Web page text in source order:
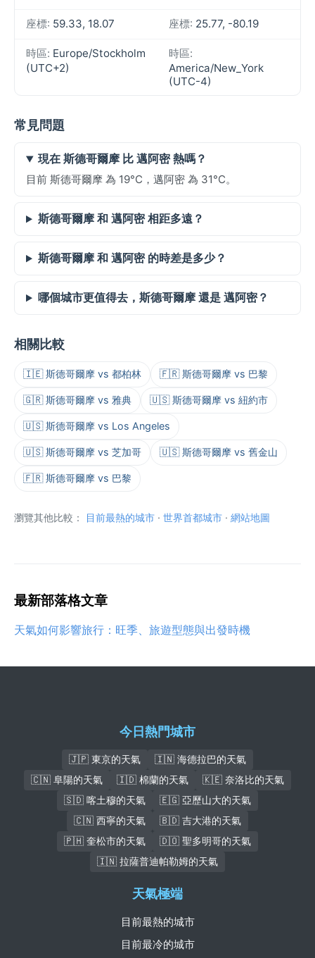
座標: 59.33, 18.07 座標: 25.77, -80.19
時區: Europe/Stockholm
(UTC+2)
時區:
America/New_York
(UTC-4)
常見問題
現在 斯德哥爾摩 比 邁阿密 熱嗎？
目前 斯德哥爾摩 為 19°C，邁阿密 為 31°C。
斯德哥爾摩 和 邁阿密 相距多遠？
斯德哥爾摩 和 邁阿密 的時差是多少？
哪個城市更值得去，斯德哥爾摩 還是 邁阿密？
相關比較
🇮🇪 斯德哥爾摩 vs 都柏林 🇫🇷 斯德哥爾摩 vs 巴黎
🇬🇷 斯德哥爾摩 vs 雅典 🇺🇸 斯德哥爾摩 vs 紐約市
🇺🇸 斯德哥爾摩 vs Los Angeles
🇺🇸 斯德哥爾摩 vs 芝加哥 🇺🇸 斯德哥爾摩 vs 舊金山
🇫🇷 斯德哥爾摩 vs 巴黎
瀏覽其他比較： 目前最熱的城市 · 世界首都城市 · 網站地圖
最新部落格文章
天氣如何影響旅行：旺季、旅遊型態與出發時機
今日熱門城市
🇯🇵 東京的天氣
🇮🇳 海德拉巴的天氣
🇨🇳 阜陽的天氣
🇮🇩 棉蘭的天氣
🇰🇪 奈洛比的天氣
🇸🇩 喀土穆的天氣
🇪🇬 亞歷山大的天氣
🇨🇳 西寧的天氣
🇧🇩 吉大港的天氣
🇵🇭 奎松市的天氣
🇩🇴 聖多明哥的天氣
🇮🇳 拉薩普迪帕勒姆的天氣
天氣極端
目前最熱的城市
目前最冷的城市